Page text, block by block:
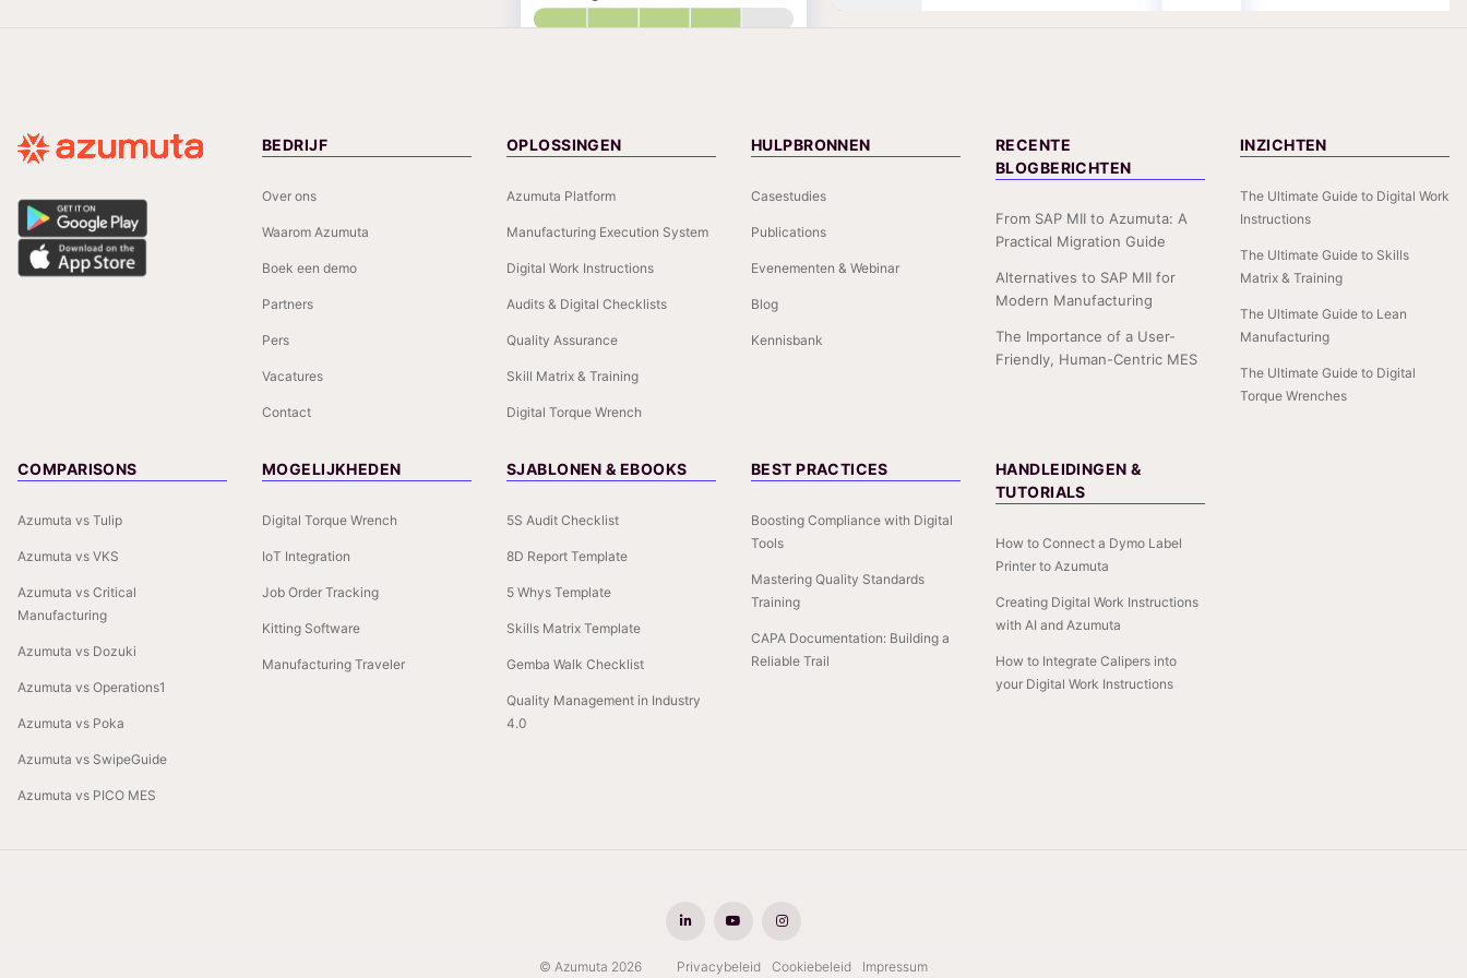
BEDRIJF
Over ons
Waarom Azumuta
Boek een demo
Partners
Pers
Vacatures
Contact
OPLOSSINGEN
Azumuta Platform
Manufacturing Execution System
Digital Work Instructions
Audits & Digital Checklists
Quality Assurance
Skill Matrix & Training
Digital Torque Wrench
HULPBRONNEN
Casestudies
Publications
Evenementen & Webinar
Blog
Kennisbank
RECENTE
BLOGBERICHTEN
From SAP MII to Azumuta: A
Practical Migration Guide
Alternatives to SAP MII for
Modern Manufacturing
The Importance of a User-
Friendly, Human-Centric MES
INZICHTEN
The Ultimate Guide to Digital Work
Instructions
The Ultimate Guide to Skills
Matrix & Training
The Ultimate Guide to Lean
Manufacturing
The Ultimate Guide to Digital
Torque Wrenches
COMPARISONS
Azumuta vs Tulip
Azumuta vs VKS
Azumuta vs Critical
Manufacturing
Azumuta vs Dozuki
Azumuta vs Operations1
Azumuta vs Poka
Azumuta vs SwipeGuide
Azumuta vs PICO MES
MOGELIJKHEDEN
Digital Torque Wrench
IoT Integration
Job Order Tracking
Kitting Software
Manufacturing Traveler
SJABLONEN & EBOOKS
5S Audit Checklist
8D Report Template
5 Whys Template
Skills Matrix Template
Gemba Walk Checklist
Quality Management in Industry
4.0
BEST PRACTICES
Boosting Compliance with Digital
Tools
Mastering Quality Standards
Training
CAPA Documentation: Building a
Reliable Trail
HANDLEIDINGEN &
TUTORIALS
How to Connect a Dymo Label
Printer to Azumuta
Creating Digital Work Instructions
with AI and Azumuta
How to Integrate Calipers into
your Digital Work Instructions
© Azumuta 2026 Privacybeleid Cookiebeleid Impressum